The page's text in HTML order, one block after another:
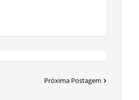
Próxima Postagem